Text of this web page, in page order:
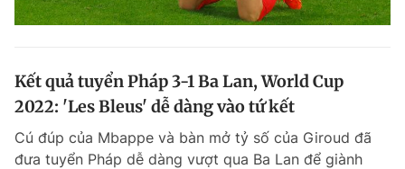
Kết quả tuyển Pháp 3-1 Ba Lan, World Cup
2022: 'Les Bleus' dễ dàng vào tứ kết
Cú đúp của Mbappe và bàn mở tỷ số của Giroud đã
đưa tuyển Pháp dễ dàng vượt qua Ba Lan để giành